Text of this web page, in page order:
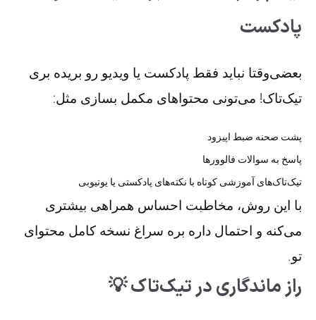
پادکست
بعضی‌وقتا نباید فقط پادکست یا ویدیو رو بریده بری
تیک‌تاک! می‌تونی محتواهای مکمل بسازی مثل:
پشت صحنه ضبط اپیزود
پاسخ به سوالات فالوورها
تیک‌تاک‌های آموزشی کوتاه با نکته‌های پادکستی یا یوتیوبی
با این روش، مخاطبت احساس همراهی بیشتری
می‌کنه و احتمال داره بره سراغ نسخه کامل محتوای
تو.
راز ماندگاری در تیک‌تاک 💡